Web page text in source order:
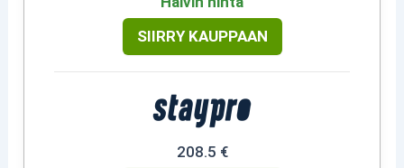
SIIRRY KAUPPAAN
208.5 €